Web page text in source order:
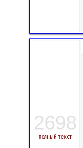
2698
полный текст